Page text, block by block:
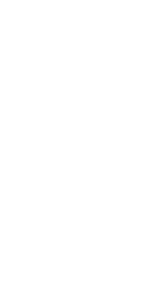
in città,
chiamate
passato ben
posto fu
II (Re de Sass)